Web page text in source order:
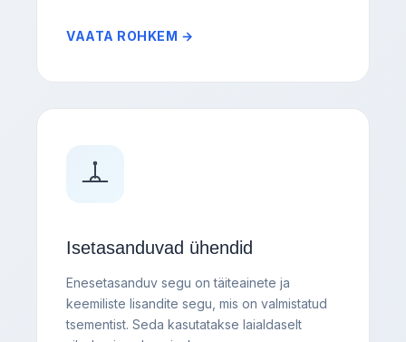
VAATA ROHKEM →
Isetasanduvad ühendid
Enesetasanduv segu on täiteainete ja
keemiliste lisandite segu, mis on valmistatud
tsementist. Seda kasutatakse laialdaselt